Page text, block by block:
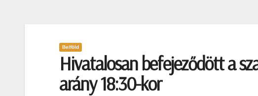
Belföld
Hivatalosan befejeződött a
arány 18:30-kor